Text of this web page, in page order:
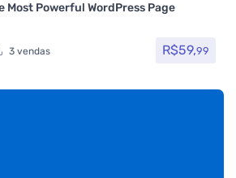
Most Powerful WordPress Page
3 vendas R$59,99